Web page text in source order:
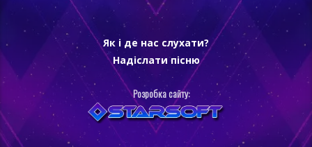
Як і де нас слухати?
Надіслати пісню
Розробка сайту: